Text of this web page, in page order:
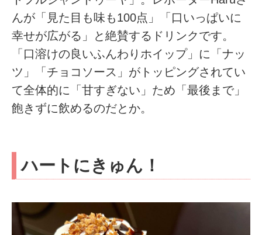
んが「見た目も味も100点」「口いっぱいに
幸せが広がる」と絶賛するドリンクです。
「口溶けの良いふんわりホイップ」に「ナッ
ツ」「チョコソース」がトッピングされてい
て全体的に「甘すぎない」ため「最後まで」
飽きずに飲めるのだとか。
ハートにきゅん！